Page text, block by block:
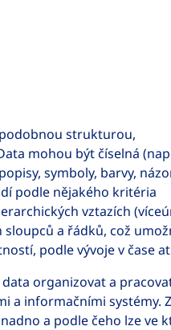
strukturou,
mohou být číselná
symboly, barvy,
podle nějakého kritéria
vztazích
sloupců a řádků, což
podle vývoje v čase
organizovat a
a informačními systémy.
a podle čeho lze ve